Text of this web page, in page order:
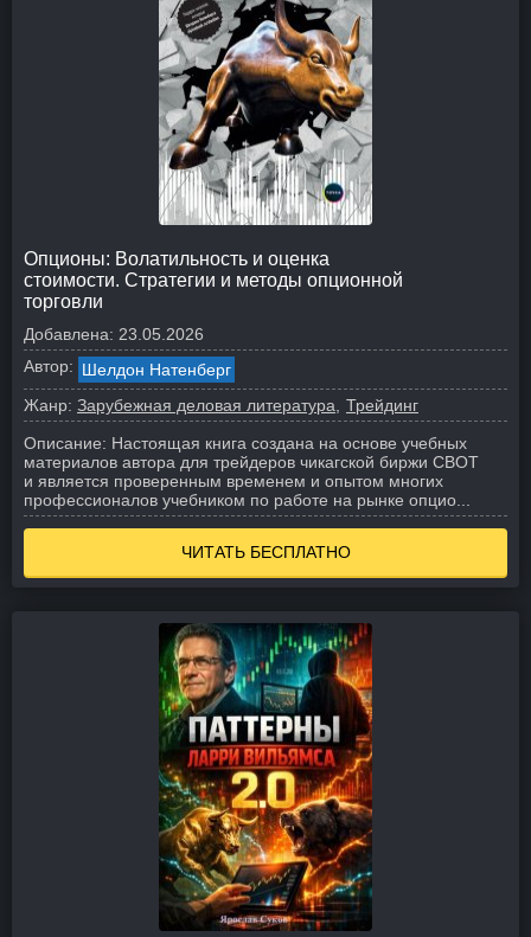
Опционы: Волатильность и оценка
стоимости. Стратегии и методы опционной
торговли
Добавлена: 23.05.2026
Автор: Шелдон Натенберг
Жанр: Зарубежная деловая литература
Трейдинг
Описание: Настоящая книга создана на основе учебных
материалов автора для трейдеров чикагской биржи CBOT
и является проверенным временем и опытом многих
профессионалов учебником по работе на рынке опцио...
ЧИТАТЬ БЕСПЛАТНО